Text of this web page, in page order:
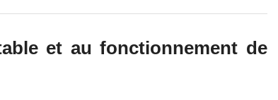
et au fonctionnement de